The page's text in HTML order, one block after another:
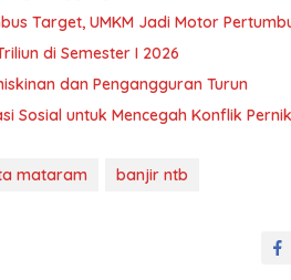
Target, UMKM Jadi Motor
di Semester I 2026
dan Pengangguran Turun
Sosial untuk Mencegah Konflik
mataram banjir ntb